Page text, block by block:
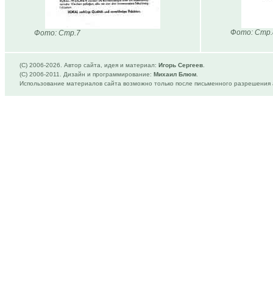
Фото: Стр.7 Фото:
(C) 2006-2026. Автор сайта, идея и материал: Игорь Сергеев
(C) 2006-2011. Дизайн и программирование: Михаил Блюм
Использование материалов сайта возможно только после письменного разрешения